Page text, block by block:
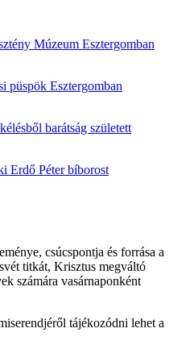
Múzeum Esztergomban
püspök Esztergomban
barátság született
Erdő Péter bíborost
csúcspontja és forrása a
titkát, Krisztus megváltó
számára vasárnaponként
tájékozódni lehet a